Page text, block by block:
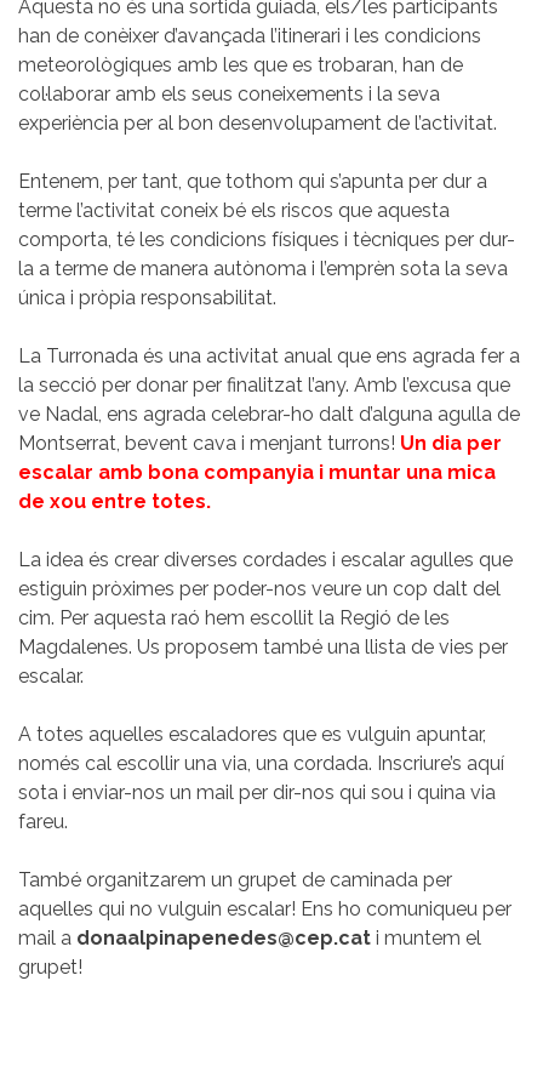
Aquesta no és una sortida guiada, els/les participants
han de conèixer d’avançada l’itinerari i les condicions
meteorològiques amb les que es trobaran, han de
col·laborar amb els seus coneixements i la seva
experiència per al bon desenvolupament de l’activitat.
Entenem, per tant, que tothom qui s’apunta per dur a
terme l’activitat coneix bé els riscos que aquesta
comporta, té les condicions físiques i tècniques per dur-
la a terme de manera autònoma i l’emprèn sota la seva
única i pròpia responsabilitat.
La Turronada és una activitat anual que ens agrada fer a
la secció per donar per finalitzat l’any. Amb l’excusa que
ve Nadal, ens agrada celebrar-ho dalt d’alguna agulla de
Montserrat, bevent cava i menjant turrons! Un dia per
escalar amb bona companyia i muntar una mica
de xou entre totes.
La idea és crear diverses cordades i escalar agulles que
estiguin pròximes per poder-nos veure un cop dalt del
cim. Per aquesta raó hem escollit la Regió de les
Magdalenes. Us proposem també una llista de vies per
escalar.
A totes aquelles escaladores que es vulguin apuntar,
només cal escollir una via, una cordada. Inscriure’s aquí
sota i enviar-nos un mail per dir-nos qui sou i quina via
fareu.
També organitzarem un grupet de caminada per
aquelles qui no vulguin escalar! Ens ho comuniqueu per
mail a donaalpinapenedes@cep.cat i muntem el
grupet!